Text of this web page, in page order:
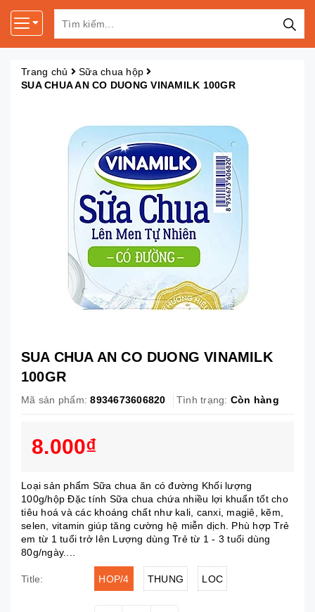
Trang chủ
Sữa chua hộp
SUA CHUA AN CO DUONG VINAMILK 100GR
SUA CHUA AN CO DUONG VINAMILK
100GR
Mã sản phẩm: 8934673606820 Tình trạng: Còn hàng
8.000₫
Loại sản phẩm Sữa chua ăn có đường Khối lượng
100g/hộp Đặc tính Sữa chua chứa nhiều lợi khuẩn tốt cho
tiêu hoá và các khoáng chất như kali, canxi, magiê, kẽm,
selen, vitamin giúp tăng cường hệ miễn dịch. Phù hợp Trẻ
em từ 1 tuổi trở lên Lượng dùng Trẻ từ 1 - 3 tuổi dùng
80g/ngày....
Title: HOP/4 THUNG LOC